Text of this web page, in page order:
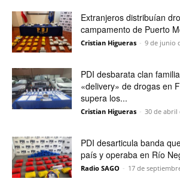
Extranjeros distribuían
campamento de Puerto
Cristian Higueras - 9 de junio
PDI desbarata clan
«delivery» de drogas en
supera los...
Cristian Higueras - 30 de abril
PDI desarticula banda
país y operaba en Río
Radio SAGO - 17 de